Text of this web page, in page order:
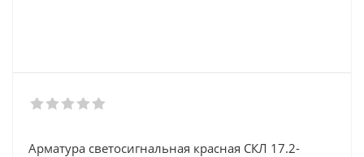
Арматура светосигнальная красная СКЛ 17.2-